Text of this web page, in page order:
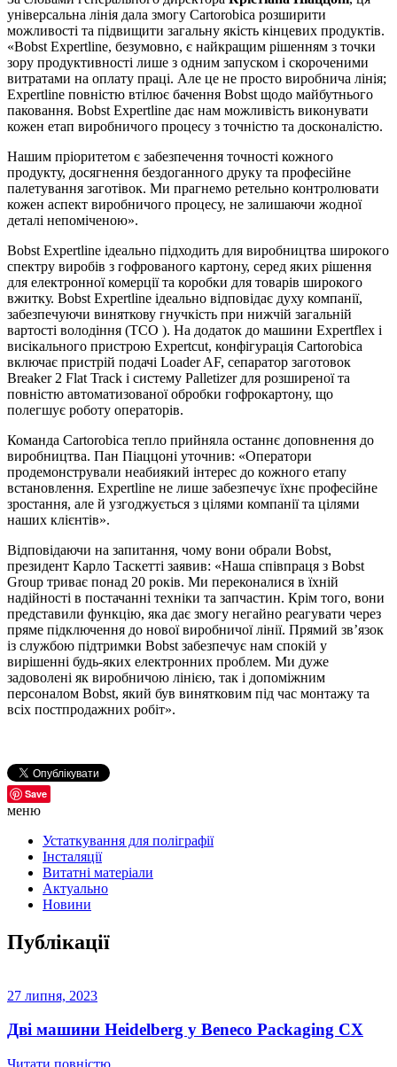
універсальна лінія дала змогу Cartorobica розширити
можливості та підвищити загальну якість кінцевих продуктів.
«Bobst Expertline, безумовно, є найкращим рішенням з точки
зору продуктивності лише з одним запуском і скороченими
витратами на оплату праці. Але це не просто виробнича лінія;
Expertline повністю втілює бачення Bobst щодо майбутнього
паковання. Bobst Expertline дає нам можливість виконувати
кожен етап виробничого процесу з точністю та досконалістю.
Нашим пріоритетом є забезпечення точності кожного
продукту, досягнення бездоганного друку та професійне
палетування заготівок. Ми прагнемо ретельно контролювати
кожен аспект виробничого процесу, не залишаючи жодної
деталі непоміченою».
Bobst Expertline ідеально підходить для виробництва широкого
спектру виробів з гофрованого картону, серед яких рішення
для електронної комерції та коробки для товарів широкого
вжитку. Bobst Expertline ідеально відповідає духу компанії,
забезпечуючи виняткову гнучкість при нижчій загальній
вартості володіння (TCO ). На додаток до машини Expertflex і
висікального пристрою Expertcut, конфігурація Cartorobica
включає пристрій подачі Loader AF, сепаратор заготовок
Breaker 2 Flat Track і систему Palletizer для розширеної та
повністю автоматизованої обробки гофрокартону, що
полегшує роботу операторів.
Команда Cartorobica тепло прийняла останнє доповнення до
виробництва. Пан Піаццоні уточнив: «Оператори
продемонстрували неабиякий інтерес до кожного етапу
встановлення. Expertline не лише забезпечує їхнє професійне
зростання, але й узгоджується з цілями компанії та цілями
наших клієнтів».
Відповідаючи на запитання, чому вони обрали Bobst,
президент Карло Таскетті заявив: «Наша співпраця з Bobst
Group триває понад 20 років. Ми переконалися в їхній
надійності в постачанні техніки та запчастин. Крім того, вони
представили функцію, яка дає змогу негайно реагувати через
пряме підключення до нової виробничої лінії. Прямий зв’язок
із службою підтримки Bobst забезпечує нам спокій у
вирішенні будь-яких електронних проблем. Ми дуже
задоволені як виробничою лінією, так і допоміжним
персоналом Bobst, який був винятковим під час монтажу та
всіх постпродажних робіт».
Save
меню
Устаткування для поліграфії
Інсталяції
Витатні матеріали
Актуально
Новини
Публікації
27 липня, 2023
Дві машини Heidelberg у Beneco Packaging CX